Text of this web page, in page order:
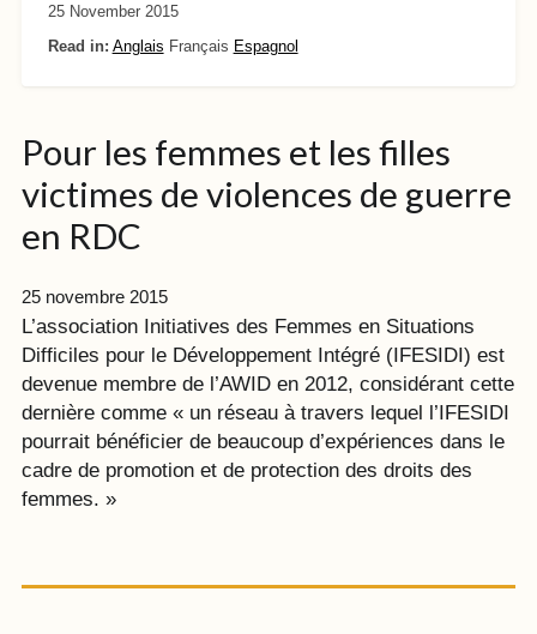
25 November 2015
Read in: Anglais Français Espagnol
Pour les femmes et les filles
victimes de violences de guerre
en RDC
25 novembre 2015
L’association Initiatives des Femmes en Situations
Difficiles pour le Développement Intégré (IFESIDI) est
devenue membre de l’AWID en 2012, considérant cette
dernière comme « un réseau à travers lequel l’IFESIDI
pourrait bénéficier de beaucoup d’expériences dans le
cadre de promotion et de protection des droits des
femmes. »